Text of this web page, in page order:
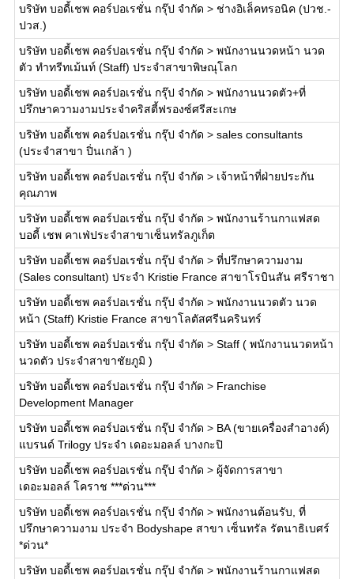
บริษัท บอดี้เชพ คอร์ปอเรชั่น กรุ๊ป จำกัด > ช่างอิเล็คทรอนิค (ปวช.-
ปวส.)
บริษัท บอดี้เชพ คอร์ปอเรชั่น กรุ๊ป จำกัด > พนักงานนวดหน้า นวด
ตัว ทำทรีทเม้นท์ (Staff) ประจำสาขาพิษณุโลก
บริษัท บอดี้เชพ คอร์ปอเรชั่น กรุ๊ป จำกัด > พนักงานนวดตัว+ที่
ปรึกษาความงามประจำคริสตี้ฟรองซ์ศรีสะเกษ
บริษัท บอดี้เชพ คอร์ปอเรชั่น กรุ๊ป จำกัด > sales consultants
(ประจำสาขา ปิ่นเกล้า )
บริษัท บอดี้เชพ คอร์ปอเรชั่น กรุ๊ป จำกัด > เจ้าหน้าที่ฝ่ายประกัน
คุณภาพ
บริษัท บอดี้เชพ คอร์ปอเรชั่น กรุ๊ป จำกัด > พนักงานร้านกาแฟสด
บอดี้ เชพ คาเฟ่ประจำสาขาเซ็นทรัลภูเก็ต
บริษัท บอดี้เชพ คอร์ปอเรชั่น กรุ๊ป จำกัด > ที่ปรึกษาความงาม
(Sales consultant) ประจำ Kristie France สาขาโรบินสัน ศรีราชา
บริษัท บอดี้เชพ คอร์ปอเรชั่น กรุ๊ป จำกัด > พนักงานนวดตัว นวด
หน้า (Staff) Kristie France สาขาโลตัสศรีนครินทร์
บริษัท บอดี้เชพ คอร์ปอเรชั่น กรุ๊ป จำกัด > Staff ( พนักงานนวดหน้า
นวดตัว ประจำสาขาชัยภูมิ )
บริษัท บอดี้เชพ คอร์ปอเรชั่น กรุ๊ป จำกัด > Franchise
Development Manager
บริษัท บอดี้เชพ คอร์ปอเรชั่น กรุ๊ป จำกัด > BA (ขายเครื่องสำอางค์)
แบรนด์ Trilogy ประจำ เดอะมอลล์ บางกะปิ
บริษัท บอดี้เชพ คอร์ปอเรชั่น กรุ๊ป จำกัด > ผู้จัดการสาขา
เดอะมอลล์ โคราช ***ด่วน***
บริษัท บอดี้เชพ คอร์ปอเรชั่น กรุ๊ป จำกัด > พนักงานต้อนรับ, ที่
ปรึกษาความงาม ประจำ Bodyshape สาขา เซ็นทรัล รัตนาธิเบศร์
*ด่วน*
บริษัท บอดี้เชพ คอร์ปอเรชั่น กรุ๊ป จำกัด > พนักงานร้านกาแฟสด